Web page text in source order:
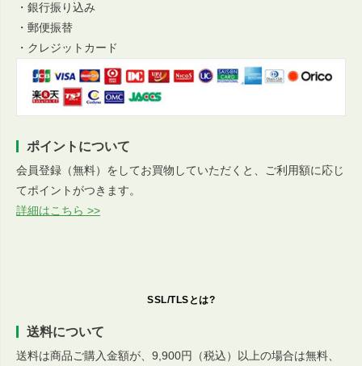
・銀行振り込み
・郵便振替
・クレジットカード
ポイントについて
会員登録（無料）をしてお買物していただくと、ご利用額に応じ
てポイントがつきます。
詳細はこちら >>
SSL/TLSとは?
送料について
送料は商品ご購入金額が、9,900円（税込）以上の場合は無料、